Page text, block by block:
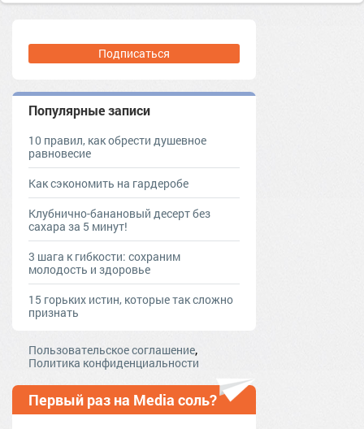
Подписаться
Популярные записи
10 правил, как обрести душевное
равновесие
Как сэкономить на гардеробе
Клубнично-банановый десерт без
сахара за 5 минут!
3 шага к гибкости: сохраним
молодость и здоровье
15 горьких истин, которые так сложно
признать
Пользовательское соглашение,
Политика конфиденциальности
Первый раз на Media соль?